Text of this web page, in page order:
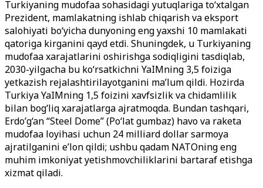
Turkiyaning mudofaa sohasidagi yutuqlariga to‘xtalgan
Prezident, mamlakatning ishlab chiqarish va eksport
salohiyati bo‘yicha dunyoning eng yaxshi 10 mamlakati
qatoriga kirganini qayd etdi. Shuningdek, u Turkiyaning
mudofaa xarajatlarini oshirishga sodiqligini tasdiqlab,
2030-yilgacha bu ko‘rsatkichni YaIMning 3,5 foiziga
yetkazish rejalashtirilayotganini ma’lum qildi. Hozirda
Turkiya YaIMning 1,5 foizini xavfsizlik va chidamlilik
bilan bog‘liq xarajatlarga ajratmoqda. Bundan tashqari,
Erdo’g‘an “Steel Dome” (Po‘lat gumbaz) havo va raketa
mudofaa loyihasi uchun 24 milliard dollar sarmoya
ajratilganini e’lon qildi; ushbu qadam NATOning eng
muhim imkoniyat yetishmovchiliklarini bartaraf etishga
xizmat qiladi.